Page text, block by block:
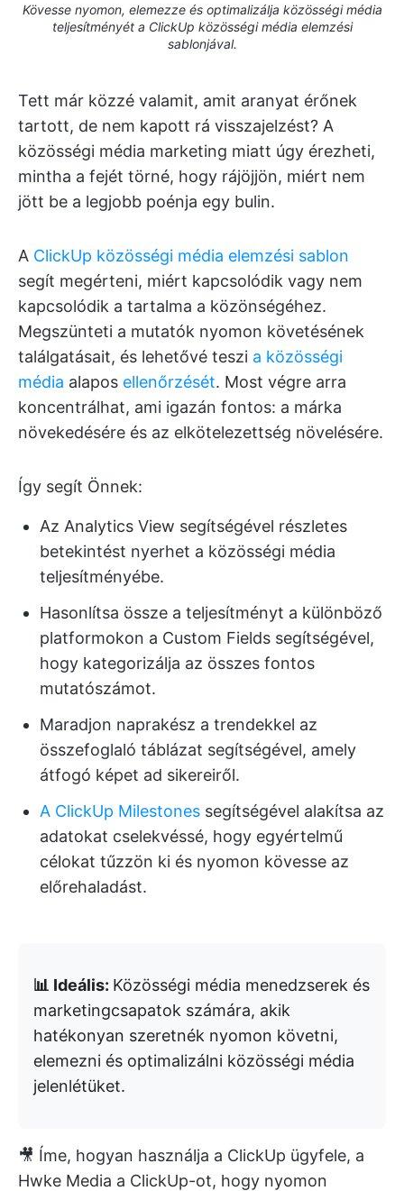
Kövesse nyomon, elemezze és optimalizálja közösségi média
teljesítményét a ClickUp közösségi média elemzési
sablonjával.
Tett már közzé valamit, amit aranyat érőnek
tartott, de nem kapott rá visszajelzést? A
közösségi média marketing miatt úgy érezheti,
mintha a fejét törné, hogy rájöjjön, miért nem
jött be a legjobb poénja egy bulin.
A ClickUp közösségi média elemzési sablon
segít megérteni, miért kapcsolódik vagy nem
kapcsolódik a tartalma a közönségéhez.
Megszünteti a mutatók nyomon követésének
találgatásait, és lehetővé teszi a közösségi
média alapos ellenőrzését. Most végre arra
koncentrálhat, ami igazán fontos: a márka
növekedésére és az elkötelezettség növelésére.
Így segít Önnek:
Az Analytics View segítségével részletes
betekintést nyerhet a közösségi média
teljesítményébe.
Hasonlítsa össze a teljesítményt a különböző
platformokon a Custom Fields segítségével,
hogy kategorizálja az összes fontos
mutatószámot.
Maradjon naprakész a trendekkel az
összefoglaló táblázat segítségével, amely
átfogó képet ad sikereiről.
A ClickUp Milestones segítségével alakítsa az
adatokat cselekvéssé, hogy egyértelmű
célokat tűzzön ki és nyomon kövesse az
előrehaladást.
📊 Ideális: Közösségi média menedzserek és
marketingcsapatok számára, akik
hatékonyan szeretnék nyomon követni,
elemezni és optimalizálni közösségi média
jelenlétüket.
🎥 Íme, hogyan használja a ClickUp ügyfele, a
Hwke Media a ClickUp-ot, hogy nyomon